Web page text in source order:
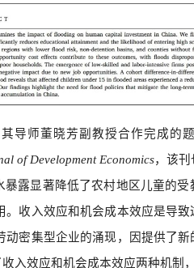
导师董晓芳副教授合作完成的
of Development Economics，该
暴露显著降低了农村地区儿童的
收入效应和机会成本效应是导
密集型企业的涌现，因提供了
入效应和机会成本效应两种机制